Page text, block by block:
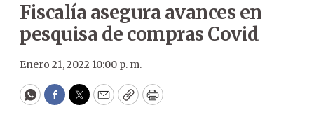
Fiscalía asegura avances en
pesquisa de compras Covid
Enero 21, 2022 10:00 p. m.
WhatsApp
Facebook
Twitter
EmailCopyPrint